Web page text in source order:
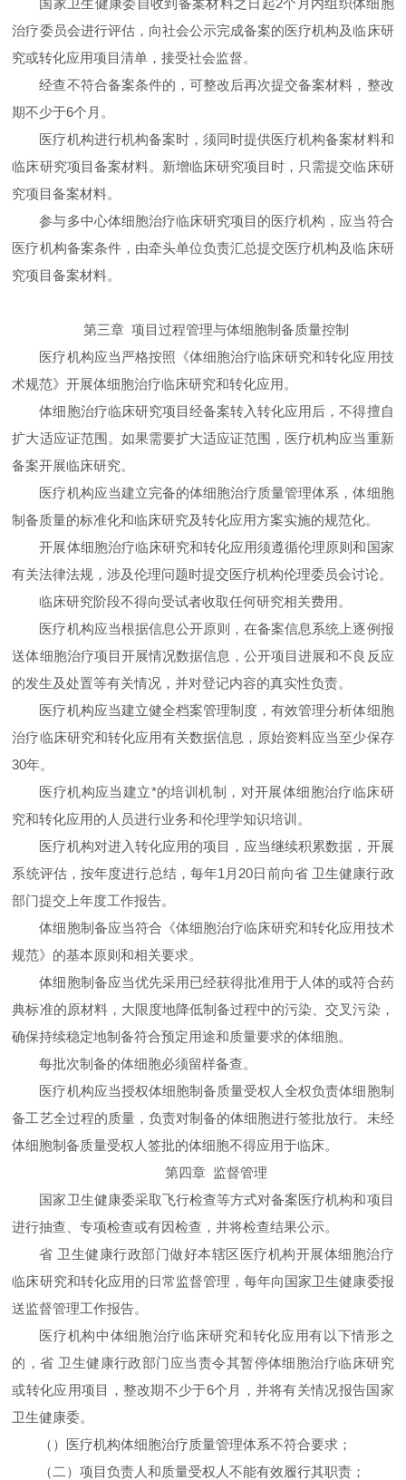
国家卫生健康委自收到备案材料之日起2个月内组织体细胞
治疗委员会进行评估，向社会公示完成备案的医疗机构及临床研
究或转化应用项目清单，接受社会监督。
经查不符合备案条件的，可整改后再次提交备案材料，整改
期不少于6个月。
医疗机构进行机构备案时，须同时提供医疗机构备案材料和
临床研究项目备案材料。新增临床研究项目时，只需提交临床研
究项目备案材料。
参与多中心体细胞治疗临床研究项目的医疗机构，应当符合
医疗机构备案条件，由牵头单位负责汇总提交医疗机构及临床研
究项目备案材料。
第三章 项目过程管理与体细胞制备质量控制
医疗机构应当严格按照《体细胞治疗临床研究和转化应用技
术规范》开展体细胞治疗临床研究和转化应用。
体细胞治疗临床研究项目经备案转入转化应用后，不得擅自
扩大适应证范围。如果需要扩大适应证范围，医疗机构应当重新
备案开展临床研究。
医疗机构应当建立完备的体细胞治疗质量管理体系，体细胞
制备质量的标准化和临床研究及转化应用方案实施的规范化。
开展体细胞治疗临床研究和转化应用须遵循伦理原则和国家
有关法律法规，涉及伦理问题时提交医疗机构伦理委员会讨论。
临床研究阶段不得向受试者收取任何研究相关费用。
医疗机构应当根据信息公开原则，在备案信息系统上逐例报
送体细胞治疗项目开展情况数据信息，公开项目进展和不良反应
的发生及处置等有关情况，并对登记内容的真实性负责。
医疗机构应当建立健全档案管理制度，有效管理分析体细胞
治疗临床研究和转化应用有关数据信息，原始资料应当至少保存
30年。
医疗机构应当建立*的培训机制，对开展体细胞治疗临床研
究和转化应用的人员进行业务和伦理学知识培训。
医疗机构对进入转化应用的项目，应当继续积累数据，开展
系统评估，按年度进行总结，每年1月20日前向省 卫生健康行政
部门提交上年度工作报告。
体细胞制备应当符合《体细胞治疗临床研究和转化应用技术
规范》的基本原则和相关要求。
体细胞制备应当优先采用已经获得批准用于人体的或符合药
典标准的原材料，大限度地降低制备过程中的污染、交叉污染，
确保持续稳定地制备符合预定用途和质量要求的体细胞。
每批次制备的体细胞必须留样备查。
医疗机构应当授权体细胞制备质量受权人全权负责体细胞制
备工艺全过程的质量，负责对制备的体细胞进行签批放行。未经
体细胞制备质量受权人签批的体细胞不得应用于临床。
第四章 监督管理
国家卫生健康委采取飞行检查等方式对备案医疗机构和项目
进行抽查、专项检查或有因检查，并将检查结果公示。
省 卫生健康行政部门做好本辖区医疗机构开展体细胞治疗
临床研究和转化应用的日常监督管理，每年向国家卫生健康委报
送监督管理工作报告。
医疗机构中体细胞治疗临床研究和转化应用有以下情形之
的，省 卫生健康行政部门应当责令其暂停体细胞治疗临床研究
或转化应用项目，整改期不少于6个月，并将有关情况报告国家
卫生健康委。
（）医疗机构体细胞治疗质量管理体系不符合要求；
（二）项目负责人和质量受权人不能有效履行其职责；